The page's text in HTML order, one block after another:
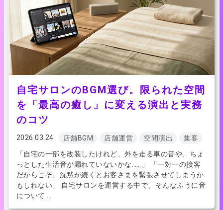
自宅サロンのBGM選び。限られた空間
を「最高の癒し」に変える演出と実務
のコツ
2026.03.24 店舗BGM 店舗運営 空間演出
集客
「自宅の一部を改装したけれど、外を走る車の音や、ちょ
っとした生活音が漏れていないかな……」 「一対一の接客
だからこそ、沈黙が続くとお客さまを緊張させてしまうか
もしれない」 自宅サロンを運営する中で、そんなふうに音
について …